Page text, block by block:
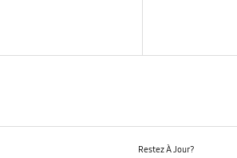
Restez À Jour?